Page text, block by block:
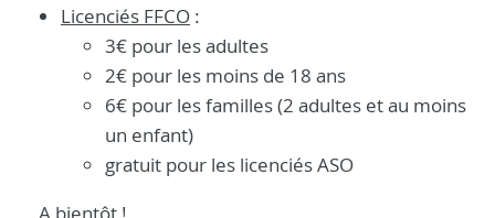
Licenciés FFCO :
3€ pour les adultes
2€ pour les moins de 18 ans
6€ pour les familles (2 adultes et au moins
un enfant)
gratuit pour les licenciés ASO